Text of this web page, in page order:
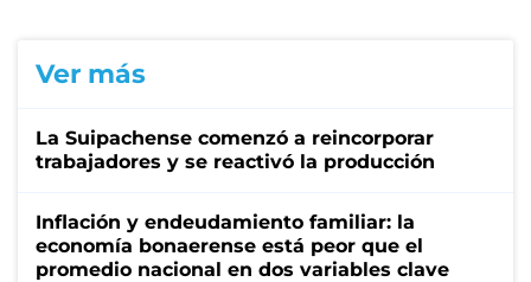
Ver más
La Suipachense comenzó a reincorporar
trabajadores y se reactivó la producción
Inflación y endeudamiento familiar: la
economía bonaerense está peor que el
promedio nacional en dos variables clave